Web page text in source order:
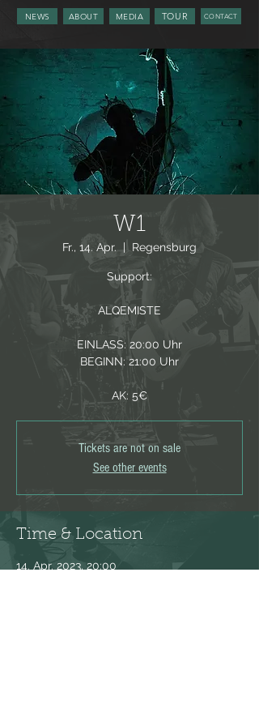
NEWS ABOUT CONTACT
TOUR
MEDIA
W1
Fr., 14. Apr.
  |
Regensburg
Support:
ALQEMISTE
EINLASS: 20:00 Uhr
BEGINN: 21:00 Uhr
AK: 5€
Tickets are not on sale
See other events
Time & Location
14. Apr. 2023, 20:00